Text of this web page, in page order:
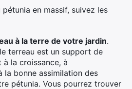
en massif, suivez les
à la terre de votre jardin.
terreau est un support de
la croissance, à
la bonne assimilation des
pétunia. Vous pourrez trouver